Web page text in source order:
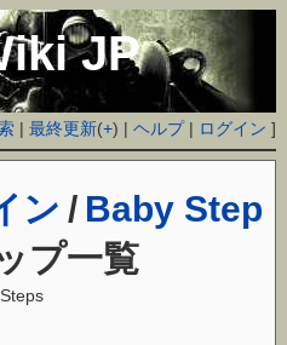
JP
|最終更新(+) |ヘルプ| ログイン ]
ン / Baby Step
プ一覧